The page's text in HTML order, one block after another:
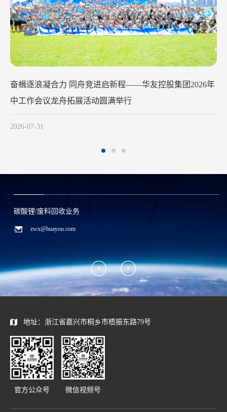
华友钴业2026年中工作会议在苏州召开
碳酸锂/废料回收业务
zwx@huayou.com
地址：浙江省嘉兴市桐乡市梧振东路79号
官方公众号 微信视频号